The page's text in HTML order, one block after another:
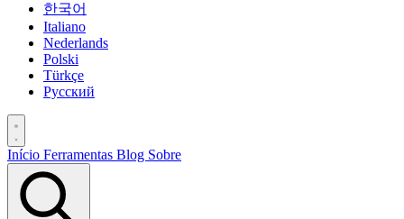
한국어
Italiano
Nederlands
Polski
Türkçe
Русский
Início Ferramentas Blog Sobre